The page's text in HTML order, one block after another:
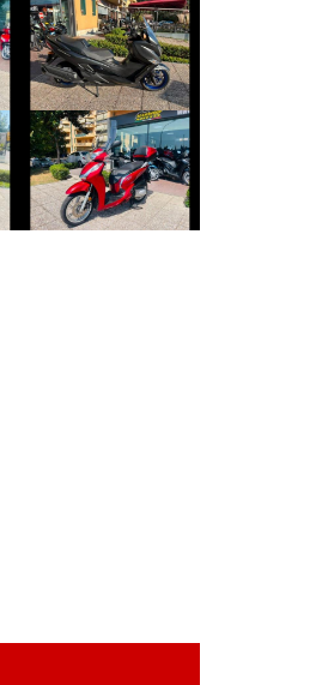
SUZUKI
BURGMAN-400-
650
€ 4.890 €
HONDA SH
€ 3.190 €